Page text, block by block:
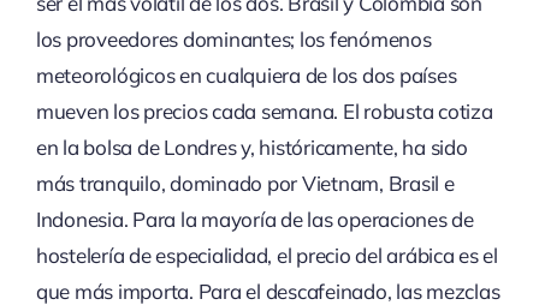
los proveedores dominantes; los fenómenos
meteorológicos en cualquiera de los dos países
mueven los precios cada semana. El robusta cotiza
en la bolsa de Londres y, históricamente, ha sido
más tranquilo, dominado por Vietnam, Brasil e
Indonesia. Para la mayoría de las operaciones de
hostelería de especialidad, el precio del arábica es el
que más importa. Para el descafeinado, las mezclas